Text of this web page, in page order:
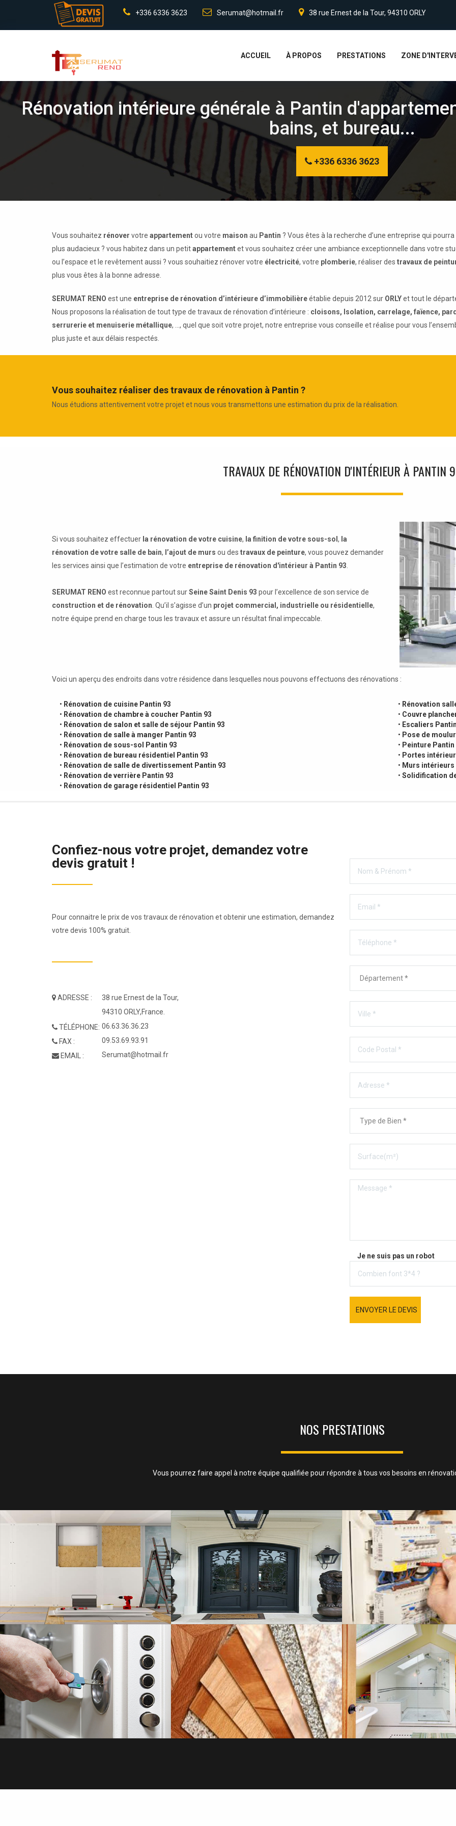
+336 6336 3623 Serumat@hotmail.fr 38 rue Ernest de la Tour, 94310 ORLY
ACCUEIL À PROPOS PRESTATIONS ZONE
Rénovation intérieure générale à Pantin
bains, et bureau...
+336 6336 3623
Vous souhaitez rénover votre appartementou votre maison au Pantin ? Vous êtes à la recherche d’une entreprise qui
plus audacieux ? vous habitez dans un petitappartementet vous souhaitez créer une ambiance exceptionnelle dans votre
ou l’espace et le revêtement aussi ? vous souhaitiez rénover votre électricité, votre plomberie, réaliser des travaux de
plus vous êtes à la bonne adresse.
SERUMAT RENO est une entreprise de rénovation d’intérieure d’immobilièreétablie depuis 2012 sur ORLYet tout le
Nous proposons la réalisation de tout type de travaux de rénovation d’intérieure : cloisons, Isolation, carrelage, faïence,
serrurerie et menuiserie métallique, ..., quel que soit votre projet, notre entreprise vous conseille et réalise pour vous
plus juste et aux délais respectés.
Vous souhaitez réaliser des travaux de rénovation à Pantin ?
Nous étudions attentivement votre projet et nous vous transmettons une estimation du prix de la réalisation.
TRAVAUX DE RÉNOVATION D'INTÉRIEUR À PANTIN
Si vous souhaitez effectuer la rénovation de votre cuisine, la finition de votre sous-sol , la
rénovation de votre salle de bain, l’ajout de murs ou des travaux de peinture, vous pouvez demander
les services ainsi que l’estimation de votre entreprise de rénovation d'intérieur à Pantin 93
SERUMAT RENO est reconnue partout surSeine Saint Denis 93 pour l’excellence de son service de
construction et de rénovation . Qu’il s’agisse d’un projet commercial, industrielle ou résidentielle,
notre équipe prend en charge tous les travaux et assure un résultat final impeccable.
Voici un aperçu des endroits dans votre résidence dans lesquelles nous pouvons effectuons des rénovations :
• Rénovation de cuisine Pantin 93
• Rénovation de chambre à coucher Pantin 93
• Rénovation de salon et salle de séjour Pantin 93
• Rénovation de salle à manger Pantin 93
• Rénovation de sous-sol Pantin 93
• Rénovation de bureau résidentiel Pantin 93
• Rénovation de salle de divertissement Pantin 93
• Rénovation de verrière Pantin 93
• Rénovation de garage résidentiel Pantin 93
• Rénovation
• Couvre
• Escaliers
• Pose de
• Peinture Pantin
• Portes
• Murs intérieurs
• Solidification
Confiez-nous votre projet, demandez votre
devis gratuit !
Pour connaitre le prix de vos travaux de rénovation et obtenir une estimation, demandez
votre devis 100% gratuit.
ADRESSE :
TÉLÉPHONE:
FAX :
EMAIL :
38 rue Ernest de la Tour,
94310 ORLY,France.
06.63.36.36.23
09.53.69.93.91
Serumat@hotmail.fr
Je ne suis pas un robot
ENVOYER LE DEVIS
NOS PRESTATIONS
Vous pourrez faire appel à notre équipe qualifiée pour répondre à tous vos besoins en
ISOLATION, CLOISONS ET FAUX PLAFOND MENUISERIE
SAVOIR PLUS SAVOIR PLUS SAVOIR PLUS
SERRURERIE REVÊTEMENTS DE
SAVOIR PLUS SAVOIR PLUS SAVOIR PLUS